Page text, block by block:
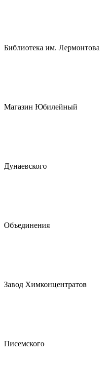
Библиотека им. Лермонтова
Магазин Юбилейный
Дунаевского
Объединения
Завод Химконцентратов
Писемского